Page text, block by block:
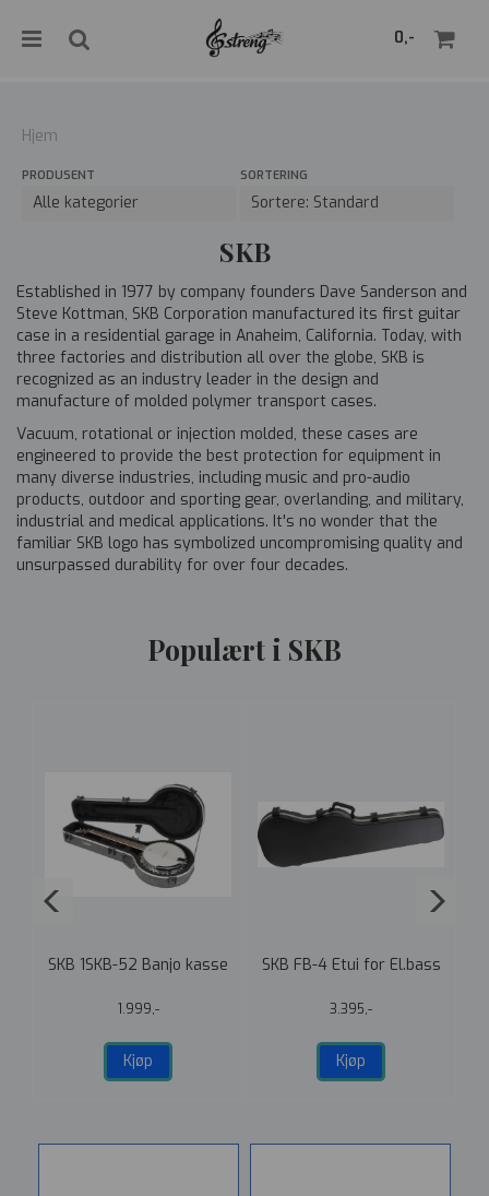
0,-
Hjem
PRODUSENT SORTERING
SKB
Established in 1977 by company founders Dave Sanderson and
Steve Kottman, SKB Corporation manufactured its first guitar
case in a residential garage in Anaheim, California. Today, with
three factories and distribution all over the globe, SKB is
recognized as an industry leader in the design and
manufacture of molded polymer transport cases.
Vacuum, rotational or injection molded, these cases are
engineered to provide the best protection for equipment in
many diverse industries, including music and pro-audio
products, outdoor and sporting gear, overlanding, and military,
industrial and medical applications. It's no wonder that the
familiar SKB logo has symbolized uncompromising quality and
unsurpassed durability for over four decades.
Populært i SKB
SKB 1SKB-52 Banjo kasse
1.999,-
Kjøp
SKB FB-4 Etui for El.bass
3.395,-
Kjøp